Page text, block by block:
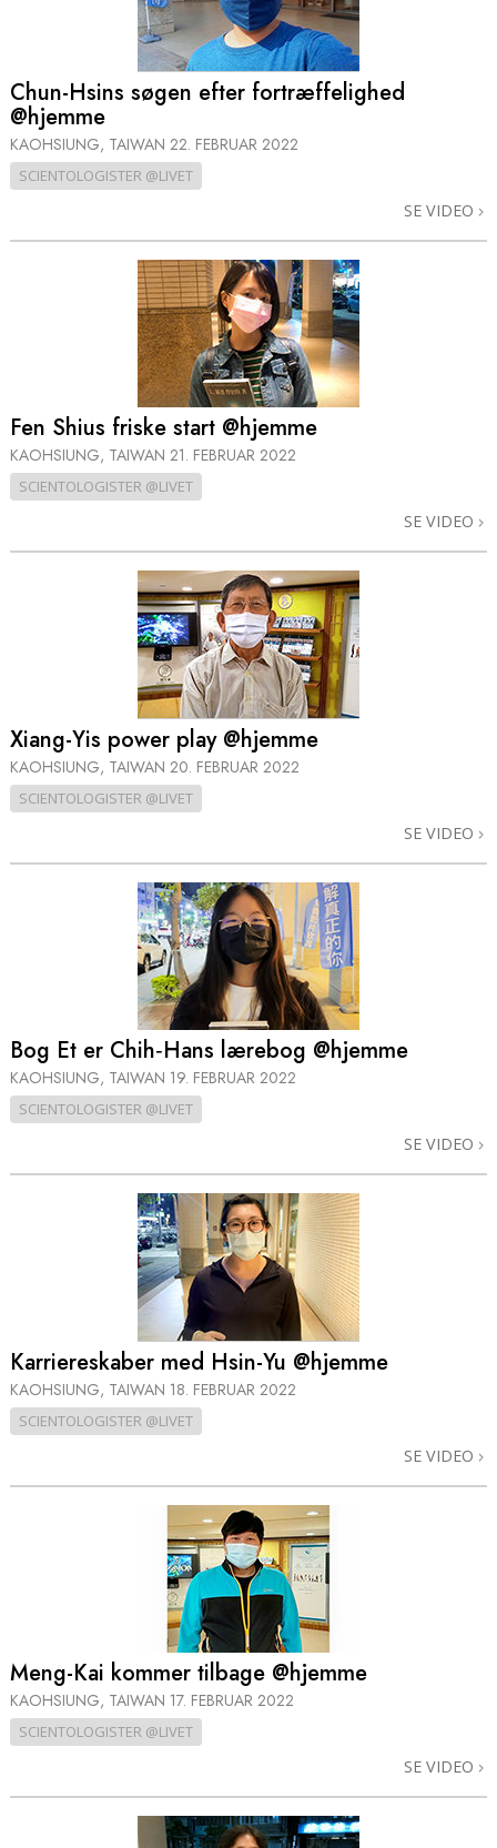
Chun-Hsins søgen efter fortræffelighed
@hjemme
KAOHSIUNG, TAIWAN 22. FEBRUAR 2022
SCIENTOLOGISTER @LIVET
SE VIDEO
Fen Shius friske start @hjemme
KAOHSIUNG, TAIWAN 21. FEBRUAR 2022
SCIENTOLOGISTER @LIVET
SE VIDEO
Xiang-Yis power play @hjemme
KAOHSIUNG, TAIWAN 20. FEBRUAR 2022
SCIENTOLOGISTER @LIVET
SE VIDEO
Bog Et er Chih‑Hans lærebog @hjemme
KAOHSIUNG, TAIWAN 19. FEBRUAR 2022
SCIENTOLOGISTER @LIVET
SE VIDEO
Karriereskaber med Hsin-Yu @hjemme
KAOHSIUNG, TAIWAN 18. FEBRUAR 2022
SCIENTOLOGISTER @LIVET
SE VIDEO
Meng-Kai kommer tilbage @hjemme
KAOHSIUNG, TAIWAN 17. FEBRUAR 2022
SCIENTOLOGISTER @LIVET
SE VIDEO